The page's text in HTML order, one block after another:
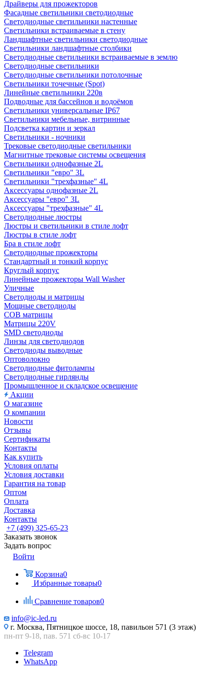
Драйверы для прожекторов
Фасадные светильники светодиодные
Светодиодные светильники настенные
Светильники встраиваемые в стену
Ландшафтные светильники светодиодные
Светильники ландшафтные столбики
Светодиодные светильники встраиваемые в землю
Светодиодные светильники
Светодиодные светильники потолочные
Светильники точечные (Spot)
Линейные светильники 220в
Подводные для бассейнов и водоёмов
Светильники универсальные IP67
Светильники мебельные, витринные
Подсветка картин и зеркал
Светильники - ночники
Трековые светодиодные светильники
Магнитные трековые системы освещения
Светильники однофазные 2L
Светильники "евро" 3L
Светильники "трехфазные" 4L
Аксессуары однофазные 2L
Аксессуары "евро" 3L
Аксессуары "трехфазные" 4L
Светодиодные люстры
Люстры и светильники в стиле лофт
Люстры в стиле лофт
Бра в стиле лофт
Светодиодные прожекторы
Стандартный и тонкий корпус
Круглый корпус
Линейные прожекторы Wall Washer
Уличные
Светодиоды и матрицы
Мощные светодиоды
COB матрицы
Матрицы 220V
SMD светодиоды
Линзы для светодиодов
Светодиоды выводные
Оптоволокно
Светодиодные фитолампы
Светодиодные гирлянды
Промышленное и складское освещение
Акции
О магазине
О компании
Новости
Отзывы
Сертификаты
Контакты
Как купить
Условия оплаты
Условия доставки
Гарантия на товар
Оптом
Оплата
Доставка
Контакты
+7 (499) 325-65-23
Заказать звонок
Задать вопрос
Войти
Корзина0
Избранные товары0
Сравнение товаров0
info@ic-led.ru
г. Москва, Пятницкое шоссе, 18, павильон 571 (3 этаж)
пн-пт 9-18, пав. 571 сб-вс 10-17
Telegram
WhatsApp